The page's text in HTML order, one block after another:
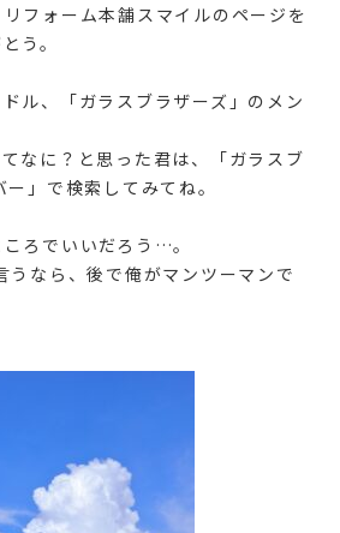
フォーム本舗スマイルのページを
う。
ル、「ガラスブラザーズ」のメン
なに？と思った君は、「ガラスブ
」で検索してみてね。
ろでいいだろう…。
うなら、後で俺がマンツーマンで